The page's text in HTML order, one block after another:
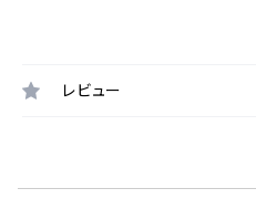
レビュー